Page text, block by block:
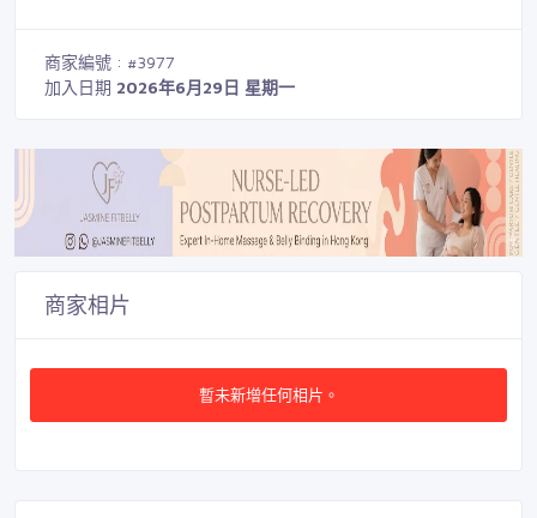
商家編號 : #3977
加入日期 2026年6月29日 星期一
商家相片
暫未新增任何相片。